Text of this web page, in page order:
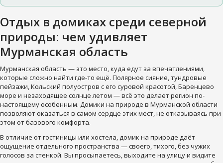
Отдых в домиках среди северной
природы: чем удивляет
Мурманская область
Мурманская область — это место, куда едут за впечатлениями,
которые сложно найти где-то ещё. Полярное сияние, тундровые
пейзажи, Кольский полуостров с его суровой красотой, Баренцево
море и незаходящее солнце летом — всё это делает регион по-
настоящему особенным. Домики на природе в Мурманской области
позволяют оказаться в самом сердце этих мест, не отказываясь при
этом от базового комфорта.
В отличие от гостиницы или хостела, домик на природе даёт
ощущение отдельного пространства — своего, тихого, без чужих
голосов за стенкой. Вы просыпаетесь, выходите на улицу и видите